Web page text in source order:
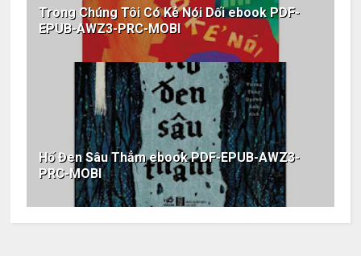
Trong Chúng Tôi Có Kẻ Nói Dối ebook PDF-
EPUB-AWZ3-PRC-MOBI
Hố Đen Sâu Thẳm ebook PDF-EPUB-AWZ3-
PRC-MOBI